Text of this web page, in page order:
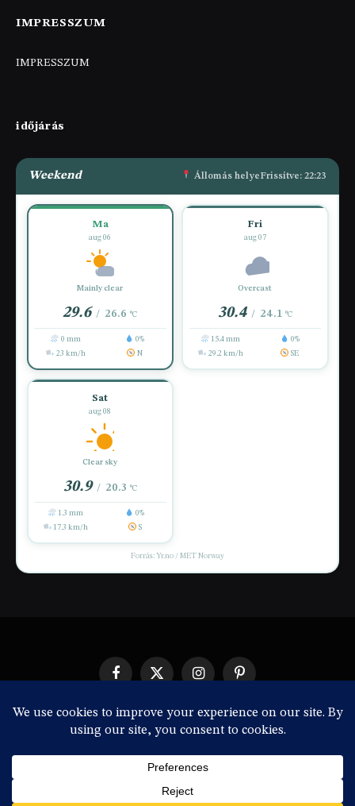
IMPRESSZUM
IMPRESSZUM
időjárás
Weekend Állomás helyeFrissítve: 22:23
Ma
aug 06
Mainly clear
29.6 / 26.6 °C
0 mm
0%
23 km/h
N
Fri
aug 07
Overcast
30.4 / 24.1 °C
15.4 mm
0%
29.2 km/h
SE
Sat
aug 08
Clear sky
30.9 / 20.3 °C
1.3 mm
0%
17.3 km/h
S
Forrás: Yr.no / MET Norway
FacebookX
InstagramPinterest
IMPRESSZUM
© 2026 ThemeSphere. Designed by